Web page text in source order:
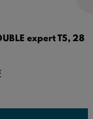
expert T5, 28